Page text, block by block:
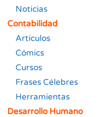
Noticias
Contabilidad
Artículos
Cómics
Cursos
Frases Célebres
Herramientas
Desarrollo Humano